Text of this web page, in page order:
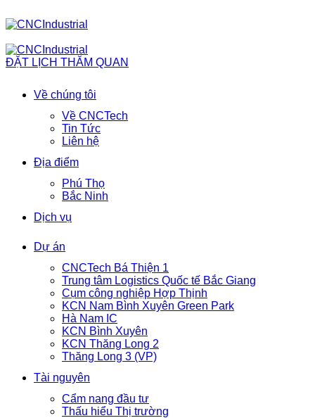
ĐẶT LỊCH THĂM QUAN
Về chúng tôi
Về CNCTech
Tin Tức
Liên hệ
Địa điểm
Phú Thọ
Bắc Ninh
Dịch vụ
Dự án
CNCTech Bá Thiện 1
Trung tâm Logistics Quốc tế Bắc Giang
Cụm công nghiệp Hợp Thịnh
KCN Nam Bình Xuyên Green Park
Hà Nam IC
KCN Bình Xuyên
KCN Thăng Long 2
Thăng Long 3 (VP)
Tài nguyên
Cẩm nang đầu tư
Thấu hiểu Thị trường